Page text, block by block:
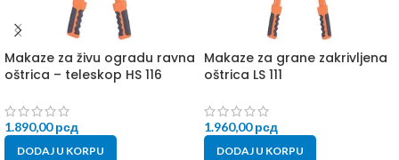
Makaze za živu ogradu ravna
oštrica – teleskop HS 116
1.890,00рсд
DODAJ U KORPU
Makaze za grane zakrivljena
oštrica LS 111
1.960,00рсд
DODAJ U KORPU